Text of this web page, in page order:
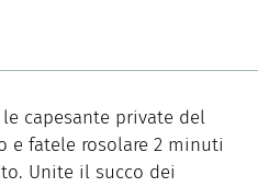
capesante private del
e fatele rosolare 2 minuti
Unite il succo dei